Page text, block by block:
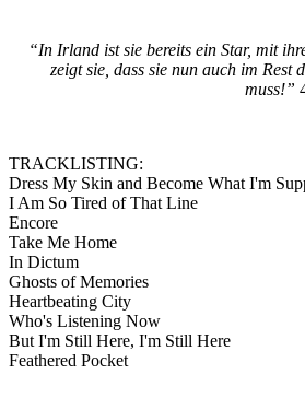
“In Irland ist sie bereits ein Star, mit
zeigt sie, dass sie nun auch im Rest
muss!”
TRACKLISTING:
Dress My Skin and Become What I'm
I Am So Tired of That Line
Encore
Take Me Home
In Dictum
Ghosts of Memories
Heartbeating City
Who's Listening Now
But I'm Still Here, I'm Still Here
Feathered Pocket